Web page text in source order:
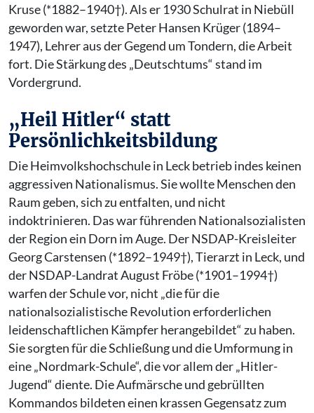
Kruse (*1882–1940†). Als er 1930 Schulrat in Niebüll
geworden war, setzte Peter Hansen Krüger (1894–
1947), Lehrer aus der Gegend um Tondern, die Arbeit
fort. Die Stärkung des „Deutschtums“ stand im
Vordergrund.
„Heil Hitler“ statt
Persönlichkeitsbildung
Die Heimvolkshochschule in Leck betrieb indes keinen
aggressiven Nationalismus. Sie wollte Menschen den
Raum geben, sich zu entfalten, und nicht
indoktrinieren. Das war führenden Nationalsozialisten
der Region ein Dorn im Auge. Der NSDAP-Kreisleiter
Georg Carstensen (*1892–1949†), Tierarzt in Leck, und
der NSDAP-Landrat August Fröbe (*1901–1994†)
warfen der Schule vor, nicht „die für die
nationalsozialistische Revolution erforderlichen
leidenschaftlichen Kämpfer herangebildet“ zu haben.
Sie sorgten für die Schließung und die Umformung in
eine „Nordmark-Schule“, die vor allem der „Hitler-
Jugend“ diente. Die Aufmärsche und gebrüllten
Kommandos bildeten einen krassen Gegensatz zum